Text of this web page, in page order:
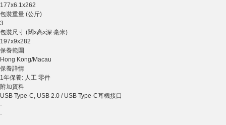
177x6.1x262
包裝重量 (公斤)
3
包裝尺寸 (闊x高x深 毫米)
197x9x282
保養範圍
Hong Kong/Macau
保養詳情
1年保養: 人工 零件
附加資料
USB Type-C, USB 2.0 / USB Type-C耳機接口
·
·